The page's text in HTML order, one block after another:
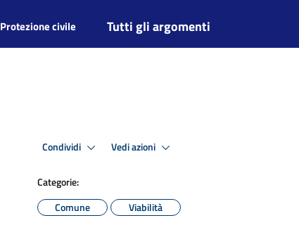
Protezione civile Tutti gli argomenti
Condividi Vedi azioni
Categorie:
Comune
Viabilità